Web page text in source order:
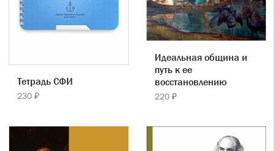
Тетрадь СФИ
230 ₽
Идеальная община и
путь к ее
восстановлению
220 ₽